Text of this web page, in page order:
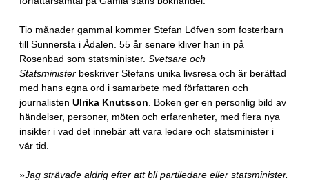
Tio månader gammal kommer Stefan Löfven som fosterbarn
till Sunnersta i Ådalen. 55 år senare kliver han in på
Rosenbad som statsminister. Svetsare och
Statsminister beskriver Stefans unika livsresa och är berättad
med hans egna ord i samarbete med författaren och
journalisten Ulrika Knutsson . Boken ger en personlig bild av
händelser, personer, möten och erfarenheter, med flera nya
insikter i vad det innebär att vara ledare och statsminister i
vår tid.
»Jag strävade aldrig efter att bli partiledare eller statsminister.